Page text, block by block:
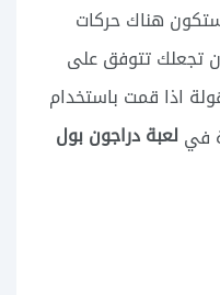
هناك حركات
تجعلك تتوفق على
اذا قمت باستخدام
في لعبة دراجون بول